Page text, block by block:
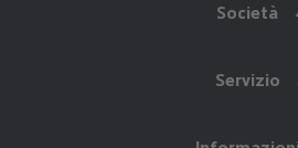
Società
Servizio